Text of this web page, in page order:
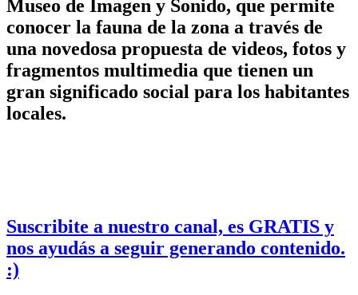
Museo de Imagen y Sonido, que permite
conocer la fauna de la zona a través de
una novedosa propuesta de videos, fotos y
fragmentos multimedia que tienen un
gran significado social para los habitantes
locales.
Suscribite a nuestro canal, es GRATIS y
nos ayudás a seguir generando contenido.
:)